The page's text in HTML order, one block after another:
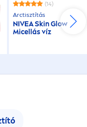
(14)
Arctisztítás
NIVEASkinGlow
Micellás víz